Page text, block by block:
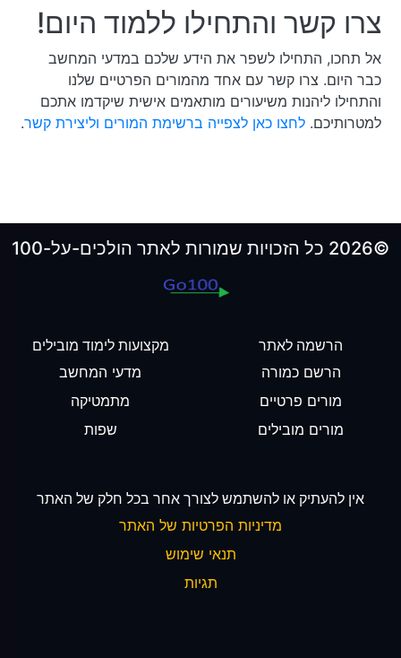
צרו קשר והתחילו ללמוד היום!
אל תחכו, התחילו לשפר את הידע שלכם במדעי המחשב
כבר היום. צרו קשר עם אחד מהמורים הפרטיים שלנו
והתחילו ליהנות משיעורים מותאמים אישית שיקדמו אתכם
למטרותיכם.לחצו כאן לצפייה ברשימת המורים וליצירת קשר.
©2026 כל הזכויות שמורות לאתר הולכים-על-100
הרשמה לאתר
הרשם כמורה
מורים פרטיים
מורים מובילים
מקצועות לימוד מובילים
מדעי המחשב
מתמטיקה
שפות
אין להעתיק או להשתמש לצורך אחר בכל חלק של האתר
מדיניות הפרטיות של האתר
תנאי שימוש
תגיות